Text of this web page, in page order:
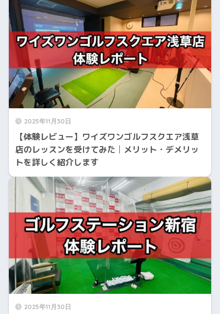
2025年11月30日
【体験レビュー】ワイズワンゴルフスクエア浅草
店のレッスンを受けてみた│メリット・デメリッ
トを詳しく紹介します
2025年11月30日